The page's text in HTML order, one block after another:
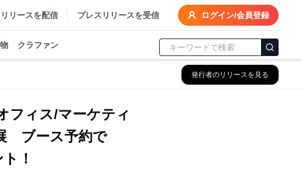
リースを配信 プレスリリースを受信 ログイン/会員登録
クラファン
発行者のリリースを見る
フィス/マーケティ
ブース予約で
！